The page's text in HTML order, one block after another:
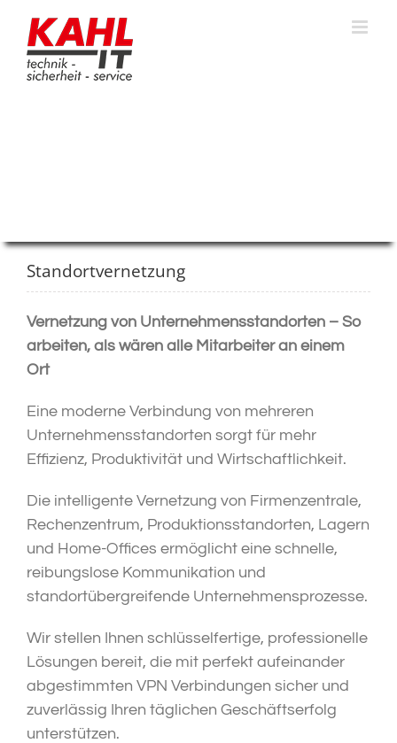
Inhalt
springen
Standortvernetzung
Vernetzung von Unternehmensstandorten – So
arbeiten, als wären alle Mitarbeiter an einem
Ort
Eine moderne Verbindung von mehreren
Unternehmensstandorten sorgt für mehr
Effizienz, Produktivität und Wirtschaftlichkeit.
Die intelligente Vernetzung von Firmenzentrale,
Rechenzentrum, Produktionsstandorten, Lagern
und Home-Offices ermöglicht eine schnelle,
reibungslose Kommunikation und
standortübergreifende Unternehmensprozesse.
Wir stellen Ihnen schlüsselfertige, professionelle
Lösungen bereit, die mit perfekt aufeinander
abgestimmten VPN Verbindungen sicher und
zuverlässig Ihren täglichen Geschäftserfolg
unterstützen.